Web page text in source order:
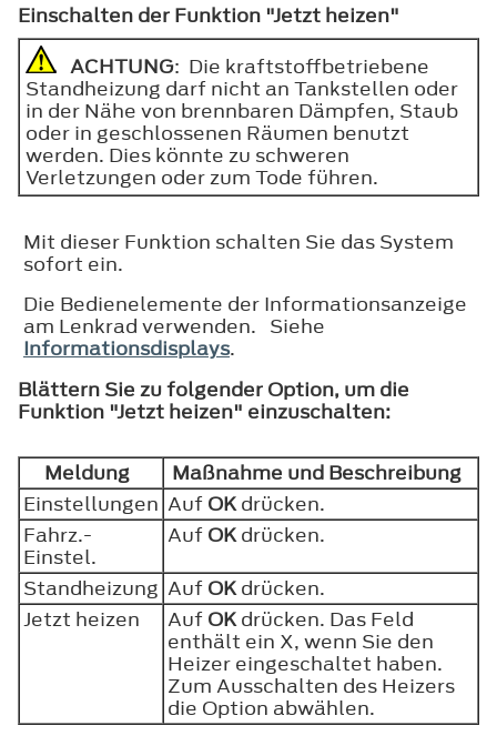
Einschalten der Funktion "Jetzt heizen"
ACHTUNG: Die kraftstoffbetriebene
Standheizung darf nicht an Tankstellen oder
in der Nähe von brennbaren Dämpfen, Staub
oder in geschlossenen Räumen benutzt
werden. Dies könnte zu schweren
Verletzungen oder zum Tode führen.
Mit dieser Funktion schalten Sie das System
sofort ein.
Die Bedienelemente der Informationsanzeige
am Lenkrad verwenden. Siehe
Informationsdisplays.
Blättern Sie zu folgender Option, um die
Funktion "Jetzt heizen" einzuschalten:
Meldung
Maßnahme und Beschreibung
Einstellungen Auf OKdrücken.
Fahrz.-
Einstel.
Auf OKdrücken.
Standheizung Auf OKdrücken.
Jetzt heizen
Auf OKdrücken. Das Feld
enthält ein X, wenn Sie den
Heizer eingeschaltet haben.
Zum Ausschalten des Heizers
die Option abwählen.